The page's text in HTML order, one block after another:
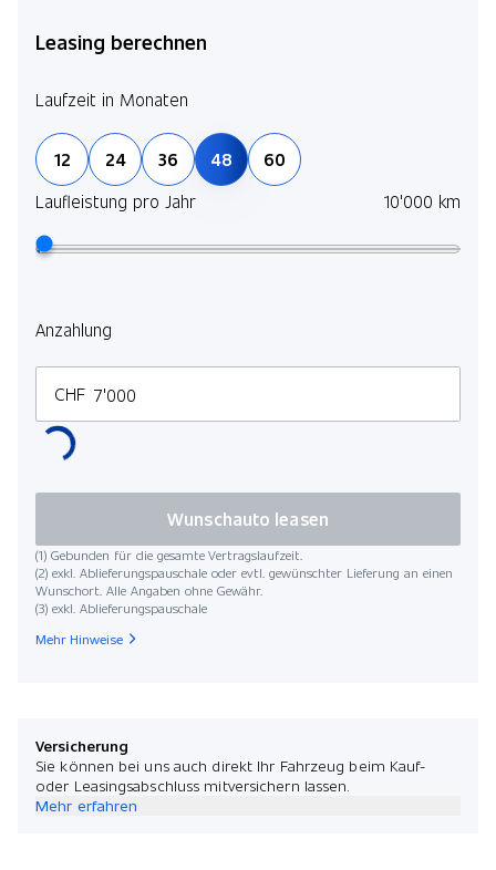
Leasing berechnen
Laufzeit in Monaten
12 24 36 48
60
Laufleistung pro Jahr
10'000 km
Anzahlung
CHF
(1) Gebunden für die gesamte Vertragslaufzeit.
(2) exkl. Ablieferungspauschale oder evtl. gewünschter Lieferung an einen
Wunschort. Alle Angaben ohne Gewähr.
(3) exkl. Ablieferungspauschale
Wunschauto leasen
Mehr Hinweise
Versicherung
Sie können bei uns auch direkt Ihr Fahrzeug beim Kauf-
oder Leasingsabschluss mitversichern lassen.
Mehr erfahren